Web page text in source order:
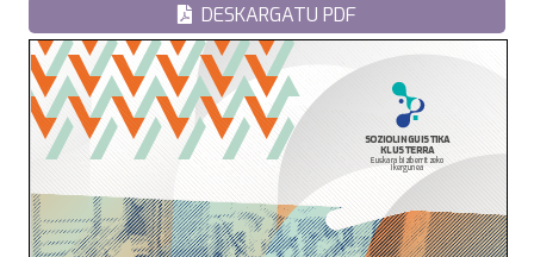
DESKARGATU PDF